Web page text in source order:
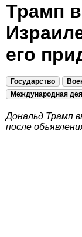
Трамп
его
Государство
Международная
Дональд Трамп
после